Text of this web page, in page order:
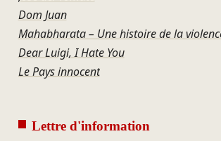
Dom Juan
Mahabharata – Une histoire de la
Dear Luigi, I Hate You
Le Pays innocent
Lettre d'information